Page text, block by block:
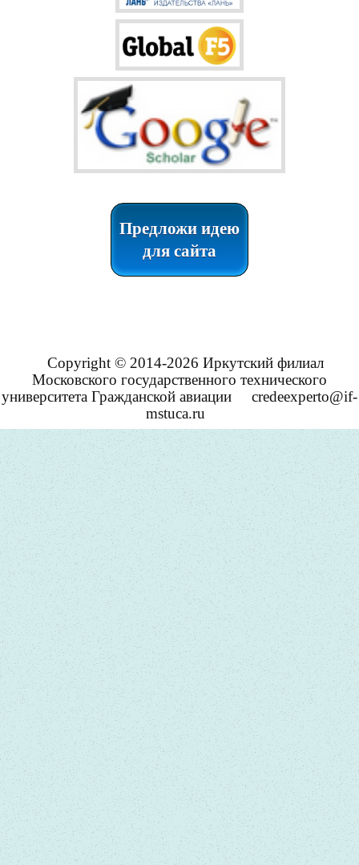
Предложи идею
для сайта
Copyright © 2014-2026 Иркутский филиал
Московского государственного технического
университета Гражданской авиации
credeexperto@if-
mstuca.ru